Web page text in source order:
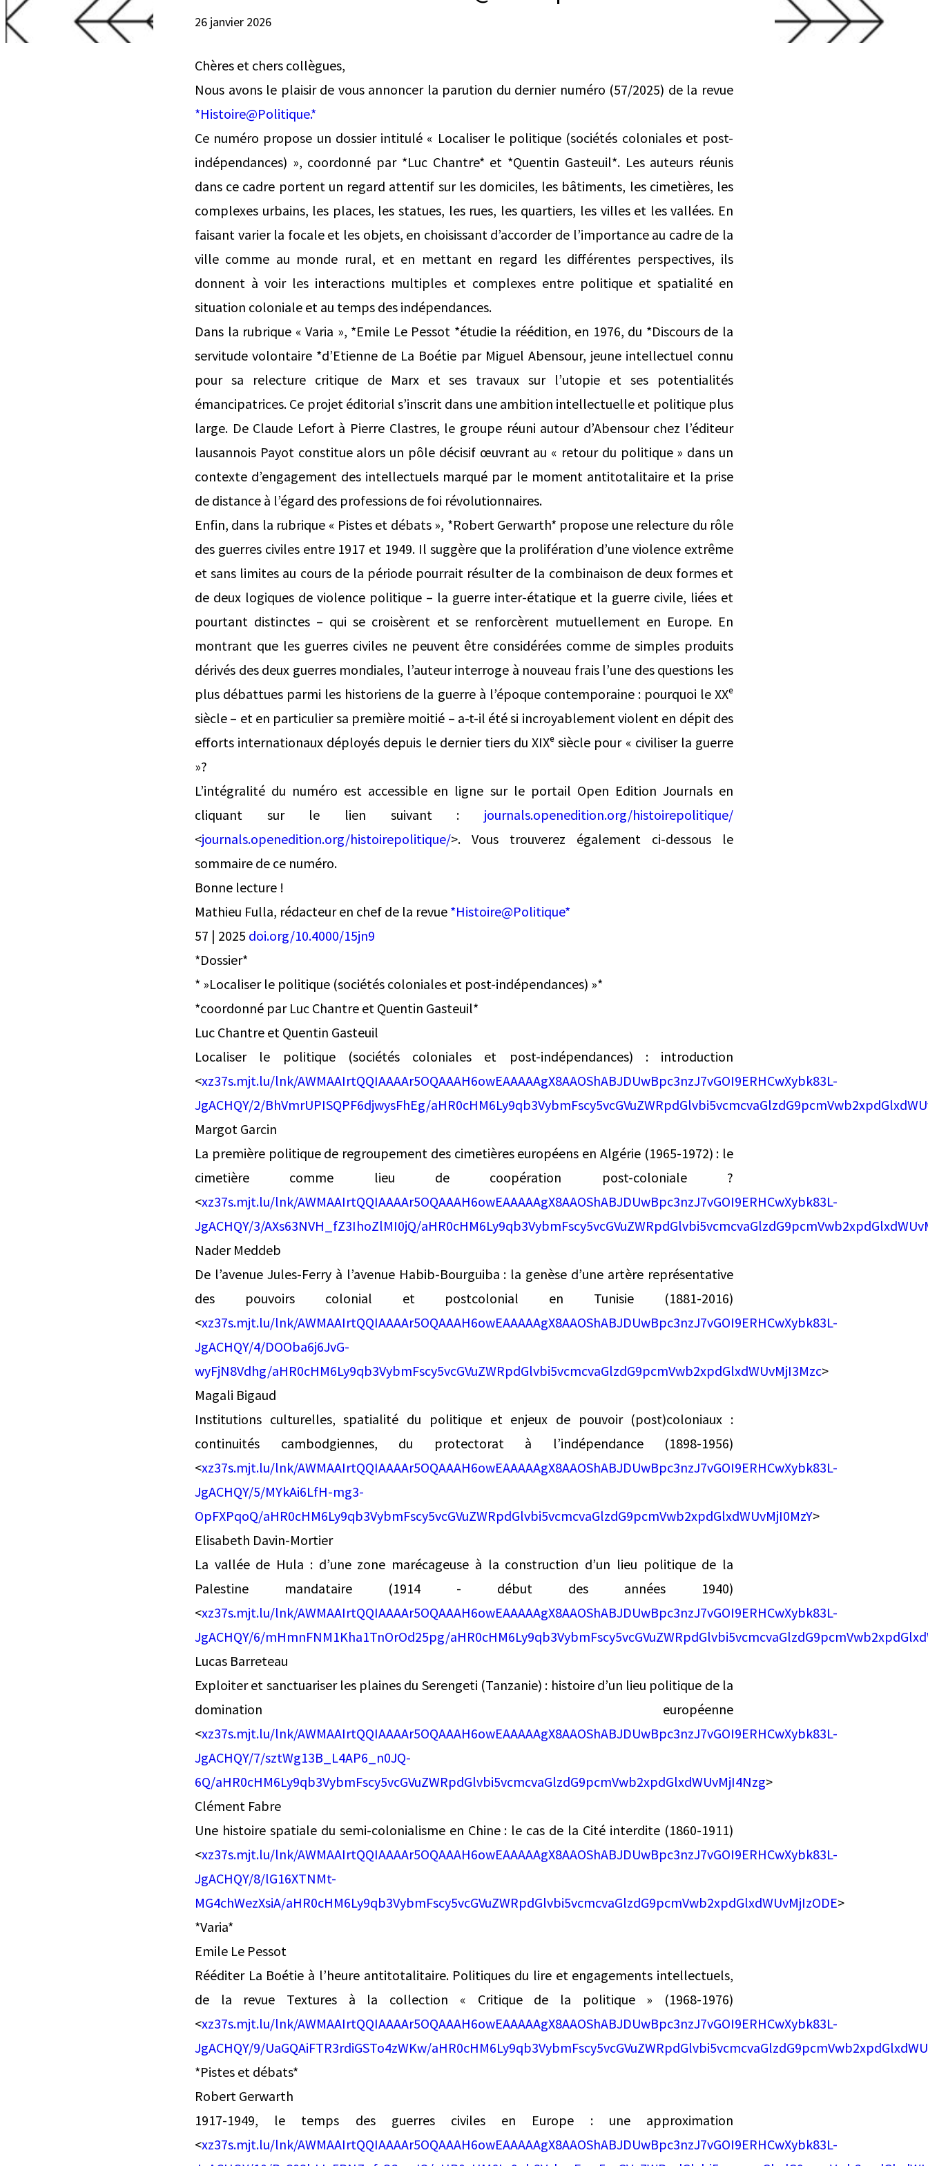
26 janvier 2026
Chères et chers collègues,
Nous avons le plaisir de vous annoncer la parution du dernier numéro (57/2025) de la revue
*Histoire@Politique.*
Ce numéro propose un dossier intitulé « Localiser le politique (sociétés coloniales et post-
indépendances) », coordonné par *Luc Chantre* et *Quentin Gasteuil*. Les auteurs réunis
dans ce cadre portent un regard attentif sur les domiciles, les bâtiments, les cimetières, les
complexes urbains, les places, les statues, les rues, les quartiers, les villes et les vallées. En
faisant varier la focale et les objets, en choisissant d’accorder de l’importance au cadre de la
ville comme au monde rural, et en mettant en regard les différentes perspectives, ils
donnent à voir les interactions multiples et complexes entre politique et spatialité en
situation coloniale et au temps des indépendances.
Dans la rubrique « Varia », *Emile Le Pessot *étudie la réédition, en 1976, du *Discours de la
servitude volontaire *d’Etienne de La Boétie par Miguel Abensour, jeune intellectuel connu
pour sa relecture critique de Marx et ses travaux sur l’utopie et ses potentialités
émancipatrices. Ce projet éditorial s’inscrit dans une ambition intellectuelle et politique plus
large. De Claude Lefort à Pierre Clastres, le groupe réuni autour d’Abensour chez l’éditeur
lausannois Payot constitue alors un pôle décisif œuvrant au « retour du politique » dans un
contexte d’engagement des intellectuels marqué par le moment antitotalitaire et la prise
de distance à l’égard des professions de foi révolutionnaires.
Enfin, dans la rubrique « Pistes et débats », *Robert Gerwarth* propose une relecture du rôle
des guerres civiles entre 1917 et 1949. Il suggère que la prolifération d’une violence extrême
et sans limites au cours de la période pourrait résulter de la combinaison de deux formes et
de deux logiques de violence politique – la guerre inter-étatique et la guerre civile, liées et
pourtant distinctes – qui se croisèrent et se renforcèrent mutuellement en Europe. En
montrant que les guerres civiles ne peuvent être considérées comme de simples produits
dérivés des deux guerres mondiales, l’auteur interroge à nouveau frais l’une des questions les
plus débattues parmi les historiens de la guerre à l’époque contemporaine : pourquoi le XXᵉ
siècle – et en particulier sa première moitié – a-t-il été si incroyablement violent en dépit des
efforts internationaux déployés depuis le dernier tiers du XIXᵉ siècle pour « civiliser la guerre
»?
L’intégralité du numéro est accessible en ligne sur le portail Open Edition Journals en
cliquant sur le lien suivant : journals.openedition.org/histoirepolitique/
<journals.openedition.org/histoirepolitique/>. Vous trouverez également ci-dessous le
sommaire de ce numéro.
Bonne lecture !
Mathieu Fulla, rédacteur en chef de la revue *Histoire@Politique*
57 | 2025 doi.org/10.4000/15jn9
*Dossier*
* »Localiser le politique (sociétés coloniales et post-indépendances) »*
*coordonné par Luc Chantre et Quentin Gasteuil*
Luc Chantre et Quentin Gasteuil
Localiser le politique (sociétés coloniales et post-indépendances) : introduction
<xz37s.mjt.lu/lnk/AWMAAIrtQQIAAAAr5OQAAAH6owEAAAAAgX8AAOShABJDUwBpc3nzJ7vGOI9ERHCwXybk83L-
JgACHQY/2/BhVmrUPISQPF6djwysFhEg/
Margot Garcin
La première politique de regroupement des cimetières européens en Algérie (1965-1972) : le
cimetière comme lieu de coopération post-coloniale ?
<xz37s.mjt.lu/lnk/AWMAAIrtQQIAAAAr5OQAAAH6owEAAAAAgX8AAOShABJDUwBpc3nzJ7vGOI9ERHCwXybk83L-
JgACHQY/3/AXs63NVH_fZ3IhoZlMI0jQ/
Nader Meddeb
De l’avenue Jules-Ferry à l’avenue Habib-Bourguiba : la genèse d’une artère représentative
des pouvoirs colonial et postcolonial en Tunisie (1881-2016)
<xz37s.mjt.lu/lnk/AWMAAIrtQQIAAAAr5OQAAAH6owEAAAAAgX8AAOShABJDUwBpc3nzJ7vGOI9ERHCwXybk83L-
JgACHQY/4/DOOba6j6JvG-
wyFjN8Vdhg/aHR0cHM6Ly9qb3VybmFscy5vcGVuZWRpdGlvbi5vcmcvaGlzdG9pcmVwb2xpdGlxdWUvMjI3Mzc>
Magali Bigaud
Institutions culturelles, spatialité du politique et enjeux de pouvoir (post)coloniaux :
continuités cambodgiennes, du protectorat à l’indépendance (1898-1956)
<xz37s.mjt.lu/lnk/AWMAAIrtQQIAAAAr5OQAAAH6owEAAAAAgX8AAOShABJDUwBpc3nzJ7vGOI9ERHCwXybk83L-
JgACHQY/5/MYkAi6LfH-mg3-
OpFXPqoQ/aHR0cHM6Ly9qb3VybmFscy5vcGVuZWRpdGlvbi5vcmcvaGlzdG9pcmVwb2xpdGlxdWUvMjI0MzY>
Elisabeth Davin-Mortier
La vallée de Hula : d’une zone marécageuse à la construction d’un lieu politique de la
Palestine mandataire (1914 ‑ début des années 1940)
<xz37s.mjt.lu/lnk/AWMAAIrtQQIAAAAr5OQAAAH6owEAAAAAgX8AAOShABJDUwBpc3nzJ7vGOI9ERHCwXybk83L-
JgACHQY/6/mHmnFNM1Kha1TnOrOd25pg/
Lucas Barreteau
Exploiter et sanctuariser les plaines du Serengeti (Tanzanie) : histoire d’un lieu politique de la
domination européenne
<xz37s.mjt.lu/lnk/AWMAAIrtQQIAAAAr5OQAAAH6owEAAAAAgX8AAOShABJDUwBpc3nzJ7vGOI9ERHCwXybk83L-
JgACHQY/7/sztWg13B_L4AP6_n0JQ-
6Q/aHR0cHM6Ly9qb3VybmFscy5vcGVuZWRpdGlvbi5vcmcvaGlzdG9pcmVwb2xpdGlxdWUvMjI4Nzg>
Clément Fabre
Une histoire spatiale du semi-colonialisme en Chine : le cas de la Cité interdite (1860-1911)
<xz37s.mjt.lu/lnk/AWMAAIrtQQIAAAAr5OQAAAH6owEAAAAAgX8AAOShABJDUwBpc3nzJ7vGOI9ERHCwXybk83L-
JgACHQY/8/lG16XTNMt-
MG4chWezXsiA/aHR0cHM6Ly9qb3VybmFscy5vcGVuZWRpdGlvbi5vcmcvaGlzdG9pcmVwb2xpdGlxdWUvMjIzODE>
*Varia*
Emile Le Pessot
Rééditer La Boétie à l’heure antitotalitaire. Politiques du lire et engagements intellectuels,
de la revue Textures à la collection « Critique de la politique » (1968-1976)
<xz37s.mjt.lu/lnk/AWMAAIrtQQIAAAAr5OQAAAH6owEAAAAAgX8AAOShABJDUwBpc3nzJ7vGOI9ERHCwXybk83L-
JgACHQY/9/UaGQAiFTR3rdiGSTo4zWKw/
*Pistes et débats*
Robert Gerwarth
1917-1949, le temps des guerres civiles en Europe : une approximation
<xz37s.mjt.lu/lnk/AWMAAIrtQQIAAAAr5OQAAAH6owEAAAAAgX8AAOShABJDUwBpc3nzJ7vGOI9ERHCwXybk83L-